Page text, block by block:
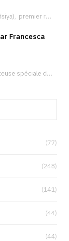
Le cave de Hafisa (9abou 7afisiya), premier roman du journaliste tunisien Mohamed Amine Ben Hlel,…
Francesca
Francesca Albanese, rapporteuse spéciale de l’ONU sur les territoires palestiniens occupés, était à Tunis pour…
(77)
(248)
(141)
(44)
(44)